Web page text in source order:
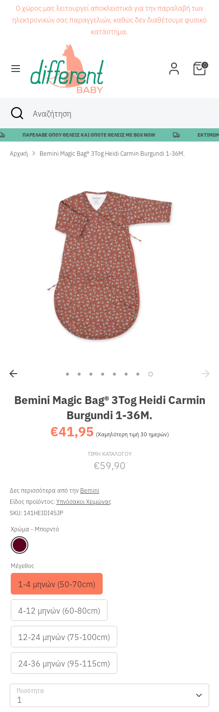
Μετάβαση
Ο χώρος μας λειτουργεί αποκλειστικά για την παραλαβή των
ηλεκτρονικών σας παραγγελιών, καθώς δεν διαθέτουμε φυσικό
κατάστημα.
0
Αναζήτηση
ΑναζήτησηΑναζήτηση
Κλείσιμο
αναζήτησης
ΠΑΡΕΛΑΒΕ ΟΠΟΥ ΘΕΛΕΙΣ ΚΑΙ ΟΠΟΤΕ ΘΕΛΕΙΣ ΜΕ BOX NOW
Αρχική Bemini Magic Bag® 3Tog Heidi Carmin Burgundi 1-36M.
Bemini Magic Bag® 3Tog Heidi Carmin
Burgundi 1-36M.
€41,95 (Χαμηλότερη τιμή 30 ημερών)τιμή
ΤΙΜΗ ΚΑΤΑΛΟΓΟΥ
€59,90
Δες περισσότερα από την Bemini
Είδος προϊόντος:Υπνόσακοι Χειμώνας
SKU: 141HEIDI45JP
Χρώμα - Μπορντό
Μέγεθος
1-4 μηνών (50-70cm)
4-12 μηνών (60-80cm)
12-24 μηνών (75-100cm)
24-36 μηνών (95-115cm)
Ποσότητα
1